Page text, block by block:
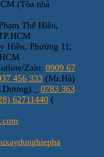
(Tòa nhà
Thế Hiển,
Hiền, Phường 11,
Zalo: 0909 67
456 333 (Mr.Hà)
_ 0783 363
62711440 (